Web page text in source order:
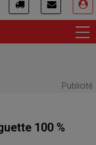
Publicité
100 %